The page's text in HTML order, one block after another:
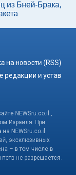
из Бней-Брака,
на новости (RSS)
редакции и устав
NEWSru.co.il ,
Израиля. При
NEWSru.co.il
эксклюзивных
– в том числе в
не разрешается.